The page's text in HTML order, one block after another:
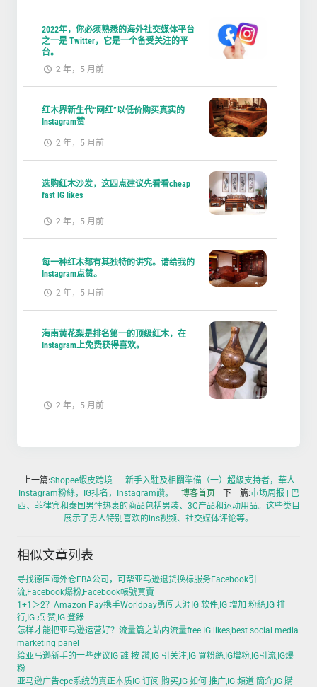
2022年，你必须熟悉的海外社交媒体平台
之一是 Twitter，它是一个备受关注的平
台。
2 年，5 月前
红木界新生代“网红”以低价购买真实的
Instagram赞
2 年，5 月前
选购红木沙发，这四点建议先看看cheap
fast IG likes
2 年，5 月前
每一种红木都有其独特的讲究。请给我的
Instagram点赞。
2 年，5 月前
海南黄花梨是排名第一的顶级红木，在
Instagram上免费获得喜欢。
2 年，5 月前
上一篇:Shopee蝦皮跨境——新手入駐及相關準備（一）超級支持者，華人
Instagram粉絲，IG排名，Instagram讚。
博客首页 下一篇:市场周报 | 巴
西、菲律宾和泰国男性热衷的商品包括男装、3C产品和运动用品。这些类目
展示了男人特别喜欢的ins视频、社交媒体评论等。
相似文章列表
寻找德国海外仓FBA公司，可帮亚马逊退货换标服务Facebook引
流,Facebook爆粉,Facebook帳號買賣
1+1＞2？Amazon Pay携手Worldpay勇闯天涯IG 软件,IG 增加 粉絲,IG 排
行,IG 点 赞,IG 登錄
怎样才能把亚马逊运营好？流量篇之站内流量free IG likes,best social media
marketing panel
给亚马逊新手的一些建议IG 誰 按 讚,IG 引关注,IG 買粉絲,IG增粉,IG引流,IG爆
粉
亚马逊广告cpc系统的真正本质IG 订阅 购买,IG 如何 推广,IG 頻道 簡介,IG 購